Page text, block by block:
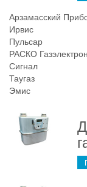
Арзамасский
Ирвис
Пульсар
РАСКО
Сигнал
Таугаз
Эмис